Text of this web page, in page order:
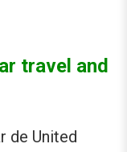
travel and
de United